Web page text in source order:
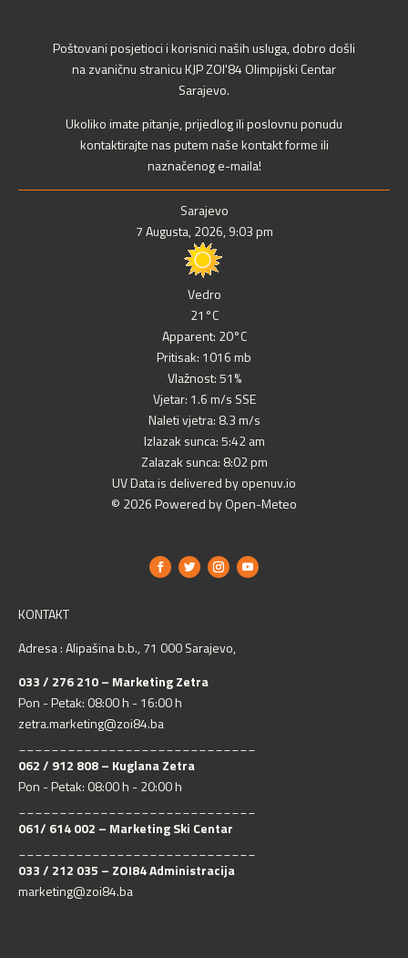
Poštovani posjetioci i korisnici naših usluga, dobro došli
na zvaničnu stranicu KJP ZOI'84 Olimpijski Centar
Sarajevo.
Ukoliko imate pitanje, prijedlog ili poslovnu ponudu
kontaktirajte nas putem naše kontakt forme ili
naznačenog e-maila!
Sarajevo
7 Augusta, 2026, 9:03 pm
Vedro
21°C
Apparent: 20°C
Pritisak: 1016 mb
Vlažnost: 51%
Vjetar: 1.6 m/s SSE
Naleti vjetra: 8.3 m/s
Izlazak sunca: 5:42 am
Zalazak sunca: 8:02 pm
UV Data is delivered by openuv.io
© 2026 Powered by Open-Meteo
KONTAKT
Adresa : Alipašina b.b., 71 000 Sarajevo,
033 / 276 210 – Marketing Zetra
Pon - Petak: 08:00 h - 16:00 h
zetra.marketing@zoi84.ba
062 / 912 808 – Kuglana Zetra
Pon - Petak: 08:00 h - 20:00 h
061/ 614 002 – Marketing Ski Centar
033 / 212 035 – ZOI84 Administracija
marketing@zoi84.ba